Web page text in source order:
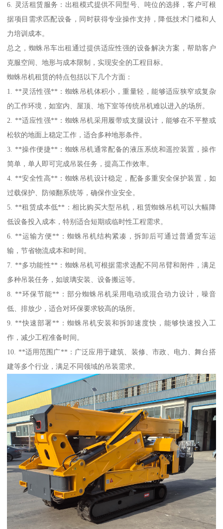
6. 灵活租赁服务：出租模式提供不同型号、吨位的选择，客户可根
据项目需求匹配设备，同时获得专业操作支持，降低技术门槛和人
力培训成本。
总之，蜘蛛吊车出租通过提供适应性强的设备解决方案，帮助客户
克服空间、地形与成本限制，实现安全的工程目标。
蜘蛛吊机租赁的特点包括以下几个方面：
1. **灵活性强**：蜘蛛吊机体积小，重量轻，能够适应狭窄或复杂
的工作环境，如室内、屋顶、地下室等传统吊机难以进入的场所。
2. **适应性强**：蜘蛛吊机采用履带或支腿设计，能够在不平整或
松软的地面上稳定工作，适合多种地形条件。
3. **操作便捷**：蜘蛛吊机通常配备的液压系统和遥控装置，操作
简单，单人即可完成吊装任务，提高工作效率。
4. **安全性高**：蜘蛛吊机设计稳定，配备多重安全保护装置，如
过载保护、防倾翻系统等，确保作业安全。
5. **租赁成本低**：相比购买大型吊机，租赁蜘蛛吊机可以大幅降
低设备投入成本，特别适合短期或临时性工程需求。
6. **运输方便**：蜘蛛吊机结构紧凑，拆卸后可通过普通货车运
输，节省物流成本和时间。
7. **多功能性**：蜘蛛吊机可根据需求选配不同吊臂和附件，满足
多种吊装任务，如玻璃安装、设备搬运等。
8. **环保节能**：部分蜘蛛吊机采用电动或混合动力设计，噪音
低、排放少，适合对环保要求较高的场所。
9. **快速部署**：蜘蛛吊机安装和拆卸速度快，能够快速投入工
作，减少工程准备时间。
10. **适用范围广**：广泛应用于建筑、装修、市政、电力、舞台搭
建等多个行业，满足不同领域的吊装需求。